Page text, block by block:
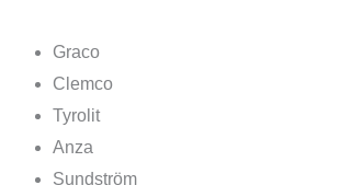
Graco
Clemco
Tyrolit
Anza
Sundström